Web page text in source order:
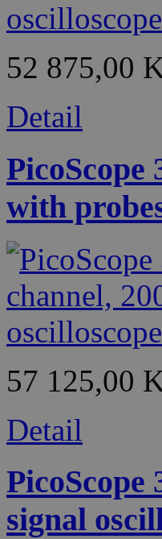
52 875,00
Detail
PicoScope
with
57 125,00
Detail
signal